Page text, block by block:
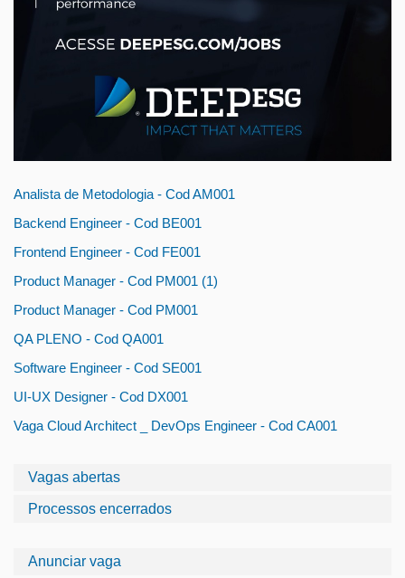
Vagas abertas
Processos encerrados
Anunciar vaga
Analista de Metodologia - Cod AM001
Backend Engineer - Cod BE001
Frontend Engineer - Cod FE001
Product Manager - Cod PM001 (1)
Product Manager - Cod PM001
QA PLENO - Cod QA001
Software Engineer - Cod SE001
UI-UX Designer - Cod DX001
Vaga Cloud Architect _ DevOps Engineer - Cod CA001